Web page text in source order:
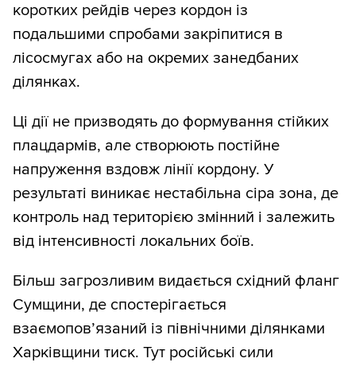
коротких рейдів через кордон із
подальшими спробами закріпитися в
лісосмугах або на окремих занедбаних
ділянках.
Ці дії не призводять до формування стійких
плацдармів, але створюють постійне
напруження вздовж лінії кордону. У
результаті виникає нестабільна сіра зона, де
контроль над територією змінний і залежить
від інтенсивності локальних боїв.
Більш загрозливим видається східний фланг
Сумщини, де спостерігається
взаємопов’язаний із північними ділянками
Харківщини тиск. Тут російські сили